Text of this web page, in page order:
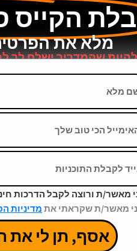
מלא את
להיות שהמדריך ישלח לך
מאשר/ת ורוצה לקבל הדרכות
מאשר/ת שקראתי את מדיניות
אסף, תן לי את